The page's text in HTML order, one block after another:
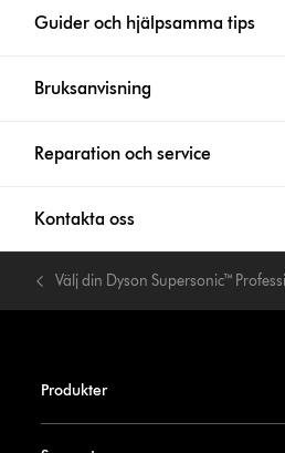
Guider och hjälpsamma tips
Bruksanvisning
Reparation och service
Kontakta oss
Välj din Dyson Supersonic™
Produkter